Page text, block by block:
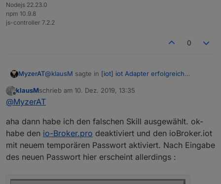
Nodejs 22.23.0
npm 10.9.8
js-controller 7.2.2
0
MyzerAT@klausM sagte in [iot] iot Adapter erfolgreich
für iot musst du den Amazon Skill"ioBroker.iot "
aktivieren! den anderen Amazon Skill"ioBroker.****"
deaktivieren!
Offline
klausMschrieb am 10. Dez. 2019, 13:35
zuletzt editiert von
@MyzerAT
aha dann habe ich den falschen Skill ausgewählt. ok-
habe den io-Broker.pro deaktiviert und den ioBroker.iot
mit neuem temporären Passwort aktiviert. Nach Eingabe
des neuen Passwort hier erscheint allerdings :